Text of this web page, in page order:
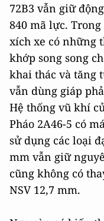
72B3 vẫn giữ
840 mã lực.
xích xe có những
khớp song song
khai thác và tăng
vẫn dùng giáp
Hệ thống vũ khí
Pháo 2А46-5 có
sử dụng các loại
mm vẫn giữ
cũng không có
NSV 12,7 mm.